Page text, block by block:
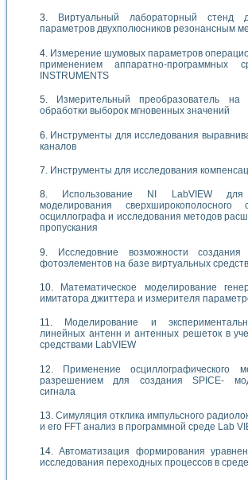
Виртуальный лабораторный стенд
параметров двухполюсников резонансным
Измерение шумовых параметров
применением аппаратно-программных
INSTRUMENTS
Измерительный преобразователь
обработки выборок мгновенных значений
Инструменты для исследования
каналов
Инструменты для исследования
Использование NI LabVIEW для
моделирования сверхширокополосного
осциллографа и исследования методов
пропускания
Исследовние возможности
фотоэлементов на базе виртуальных
Математическое моделирование
имитатора джиттера и измерителя
Моделирование и
линейных антенн и антенных решеток в
средствами LabVIEW
Применение осциллографического
разрешением для создания SPICE-
сигнала
Симуляция отклика импульсного
и его FFT анализ в программной среде Lab
Автоматизация формирования
исследования переходных процессов в